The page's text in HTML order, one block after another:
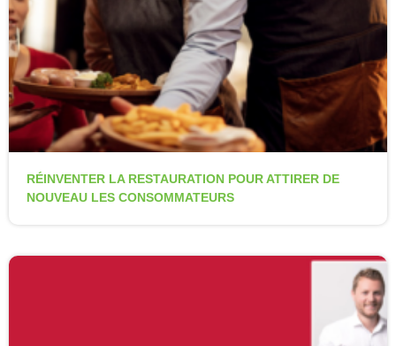
RÉINVENTER LA RESTAURATION POUR ATTIRER DE
NOUVEAU LES CONSOMMATEURS